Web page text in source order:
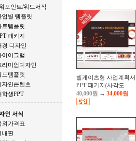
포인트/워드서식
업별 템플릿
트템플릿
패키지
경 디자인
이어그램
리미엄디자인
드템플릿
자인콘텐츠
학생PPT
인 서식
외가격표
내판
빌게이츠형 사업계획서
PPT 패키지(사각도..
40,000원 → 34,000원